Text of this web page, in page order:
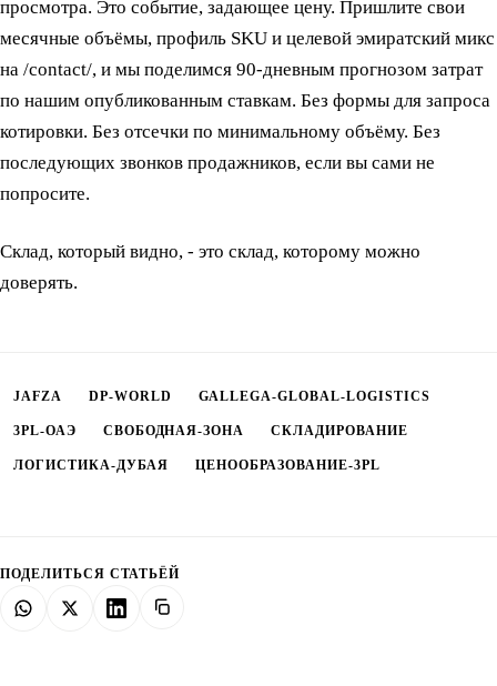
просмотра. Это событие, задающее цену. Пришлите свои
месячные объёмы, профиль SKU и целевой эмиратский микс
на /contact/, и мы поделимся 90-дневным прогнозом затрат
по нашим опубликованным ставкам. Без формы для запроса
котировки. Без отсечки по минимальному объёму. Без
последующих звонков продажников, если вы сами не
попросите.
Склад, который видно, - это склад, которому можно
доверять.
JAFZA DP-WORLD GALLEGA-GLOBAL-LOGISTICS
3PL-ОАЭ СВОБОДНАЯ-ЗОНА СКЛАДИРОВАНИЕ
ЛОГИСТИКА-ДУБАЯ ЦЕНООБРАЗОВАНИЕ-3PL
ПОДЕЛИТЬСЯ СТАТЬЁЙ